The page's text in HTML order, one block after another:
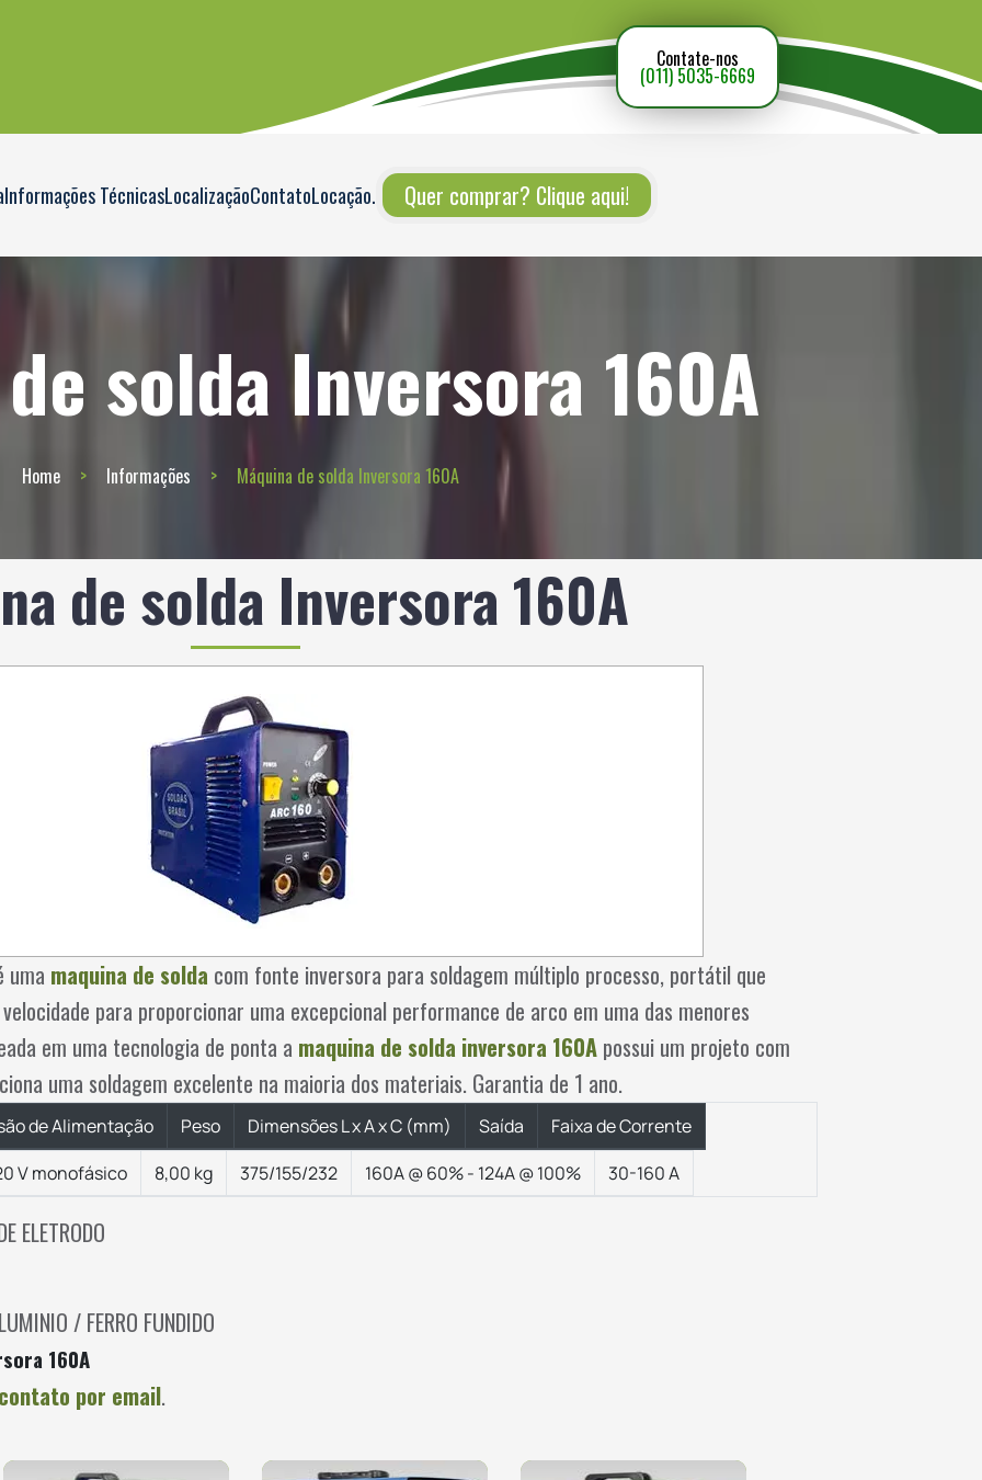
Contate-nos
(011) 5035-6669
Informações TécnicasLocalizaçãoContatoLocação. Quer comprar? Clique aqui!
solda Inversora 160A
Home Informações Máquina de solda Inversora 160A
de solda Inversora 160A
maquina de solda com fonte inversora para soldagem múltiplo processo, portátil que
para proporcionar uma excepcional performance de arco em uma das menores
em uma tecnologia de ponta a maquina de solda inversora 160A possui um projeto com
uma soldagem excelente na maioria dos materiais. Garantia de 1 ano.
de Alimentação Peso Dimensões L x A x C (mm) Saída
Faixa de Corrente
V monofásico
8,00 kg 375/155/232 160A @ 60% - 124A @ 100% 30-160 A
ELETRODO
/ FERRO FUNDIDO
160A
por email.